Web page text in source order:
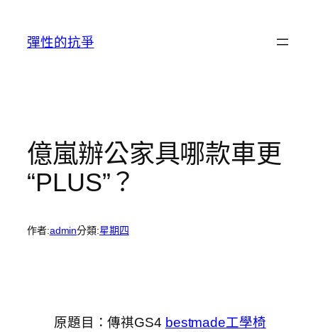
彈性的抗爭
億嵐辦公家具哪款車更
“PLUS”？
作者:admin分類:星期四
原題目：傳祺GS4 bestmade工學椅